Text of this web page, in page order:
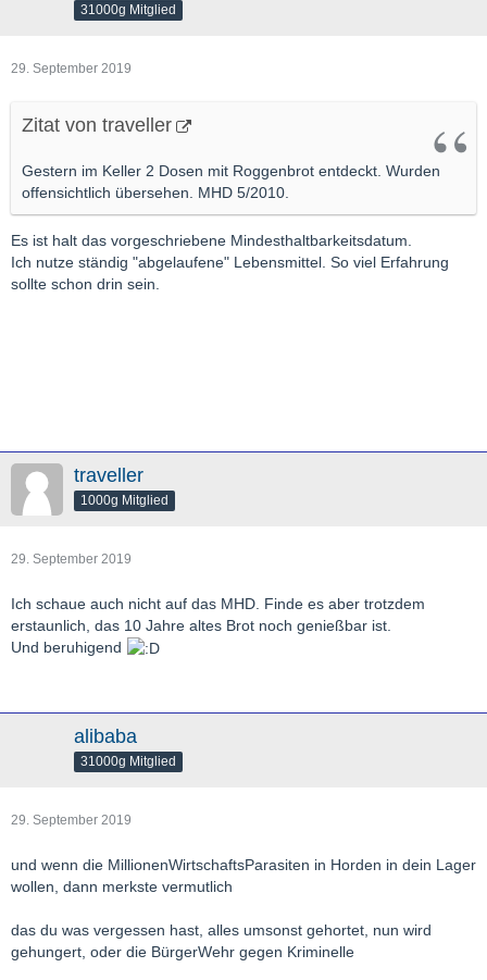
31000g Mitglied
29. September 2019
Zitat von traveller
Gestern im Keller 2 Dosen mit Roggenbrot entdeckt. Wurden
offensichtlich übersehen. MHD 5/2010.
Es ist halt das vorgeschriebene Mindesthaltbarkeitsdatum.
Ich nutze ständig "abgelaufene" Lebensmittel. So viel Erfahrung
sollte schon drin sein.
traveller
1000g Mitglied
29. September 2019
Ich schaue auch nicht auf das MHD. Finde es aber trotzdem
erstaunlich, das 10 Jahre altes Brot noch genießbar ist.
Und beruhigend
alibaba
31000g Mitglied
29. September 2019
und wenn die MillionenWirtschaftsParasiten in Horden in dein Lager
wollen, dann merkste vermutlich
das du was vergessen hast, alles umsonst gehortet, nun wird
gehungert, oder die BürgerWehr gegen Kriminelle